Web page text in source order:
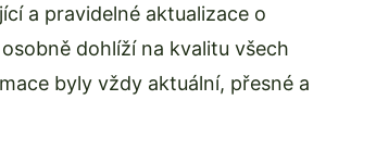
a pravidelné aktualizace o
dohlíží na kvalitu všech
byly vždy aktuální, přesné a